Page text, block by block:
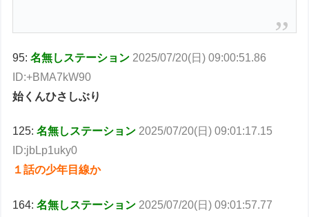
95:名無しステーション 2025/07/20(日) 09:00:51.86
ID:+BMA7kW90
始くんひさしぶり
125:名無しステーション 2025/07/20(日) 09:01:17.15
ID:jbLp1uky0
１話の少年目線か
164:名無しステーション 2025/07/20(日) 09:01:57.77